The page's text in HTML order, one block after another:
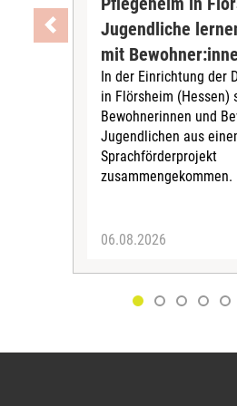
Jugendliche
mit
In der Einrichtung der
in Flörsheim (Hessen)
Bewohnerinnen und
Jugendlichen aus
Sprachförderprojekt
zusammengekommen.
06.08.2026